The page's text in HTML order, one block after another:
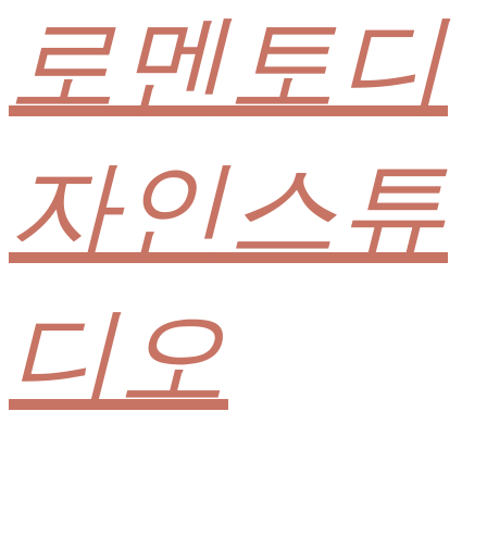
로멘토디
자인스튜
디오